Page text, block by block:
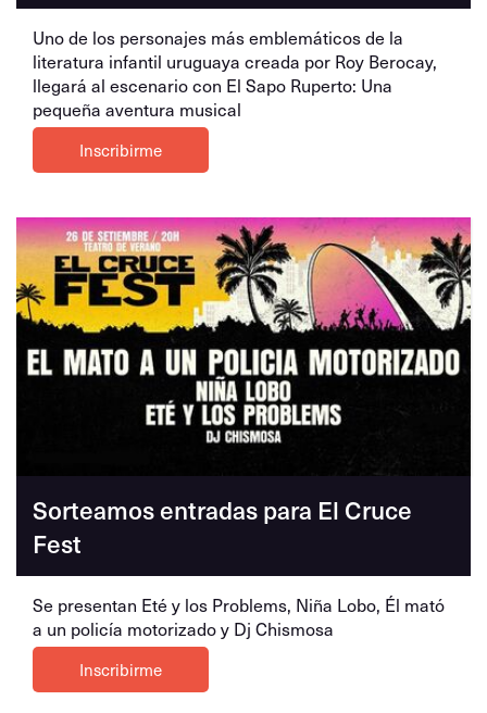
Uno de los personajes más emblemáticos de la
literatura infantil uruguaya creada por Roy Berocay,
llegará al escenario con El Sapo Ruperto: Una
pequeña aventura musical
Inscribirme
Sorteamos entradas para El Cruce
Fest
Se presentan Eté y los Problems, Niña Lobo, Él mató
a un policía motorizado y Dj Chismosa
Inscribirme